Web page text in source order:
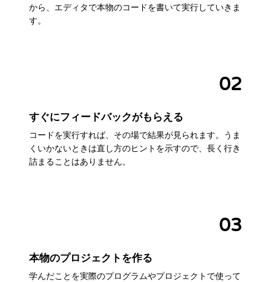
から、エディタで本物のコードを書いて実行していきま
す。
02
すぐにフィードバックがもらえる
コードを実行すれば、その場で結果が見られます。うま
くいかないときは直し方のヒントを示すので、長く行き
詰まることはありません。
03
本物のプロジェクトを作る
学んだことを実際のプログラムやプロジェクトで使って